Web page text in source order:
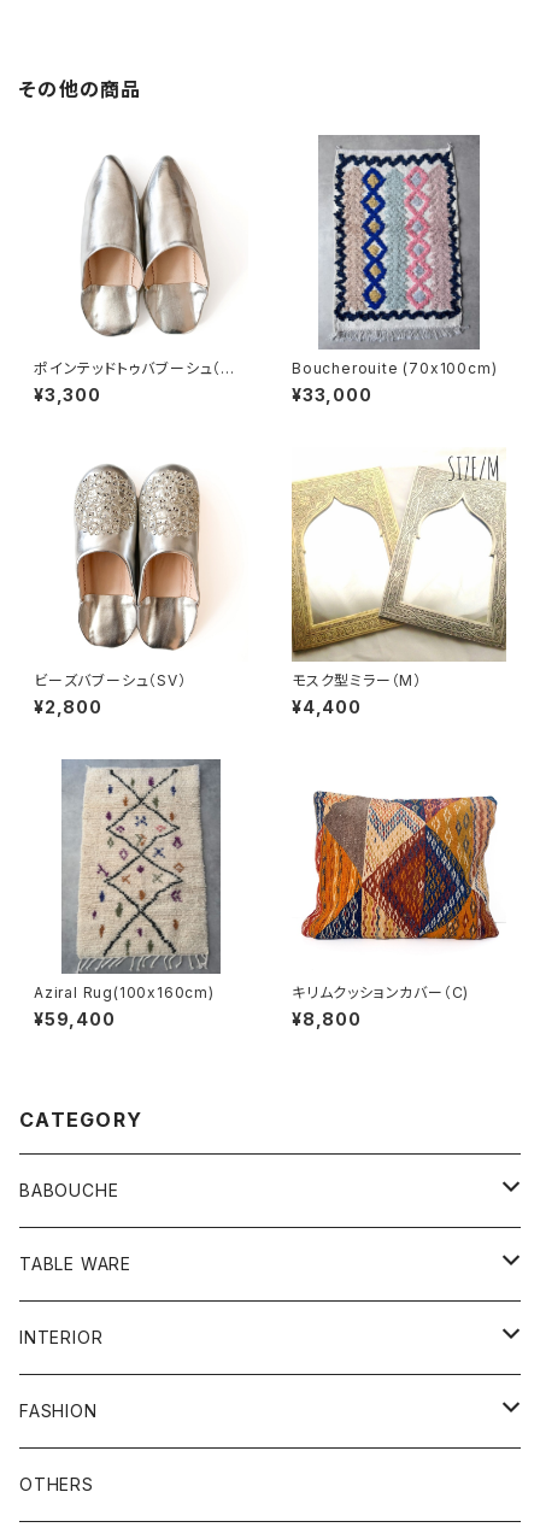
その他の商品
ポインテッドトゥバブーシュ（シ
ルバー）
¥3,300
Boucherouite (70x100cm)
¥33,000
ビーズバブーシュ（SV）
¥2,800
モスク型ミラー（M）
¥4,400
Aziral Rug(100x160cm)
¥59,400
キリムクッションカバー（C)
¥8,800
CATEGORY
BABOUCHE
シンプル
刺繍
ビーズ
刺繍ビーズ
TABLE WARE
食器類
お皿
グラス
その他
INTERIOR
プフ
鏡
FASHION
バッグ
OTHERS